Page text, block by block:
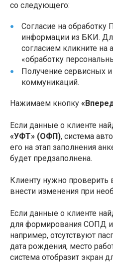
со следующего:
Согласие на обработку
информации из БКИ.
согласием кликните на
«обработку
Получение сервисных
коммуникаций.
Нажимаем кнопку
Если данные о клиенте
«УФТ» (ОФП), система
его на этап заполнения
будет предзаполнена.
Клиенту нужно проверить
внести изменения при
Если данные о клиенте
для формирования СОПД и
например, отсутствуют
дата рождения, место
система отобразит экран